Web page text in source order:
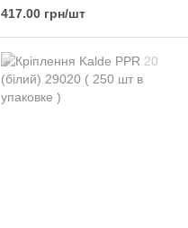
417.00 грн/шт